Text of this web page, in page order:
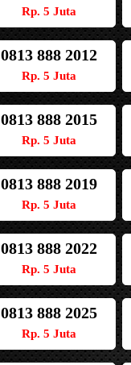
Rp. 5 Juta
0813 888 2012
Rp. 5 Juta
0813 888 2015
Rp. 5 Juta
0813 888 2019
Rp. 5 Juta
0813 888 2022
Rp. 5 Juta
0813 888 2025
Rp. 5 Juta